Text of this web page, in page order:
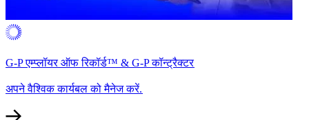
G-P एम्प्लॉयर ऑफ रिकॉर्ड™ & G-P कॉन्ट्रैक्टर​​
अपने वैश्विक कार्यबल को मैनेज करें.​​